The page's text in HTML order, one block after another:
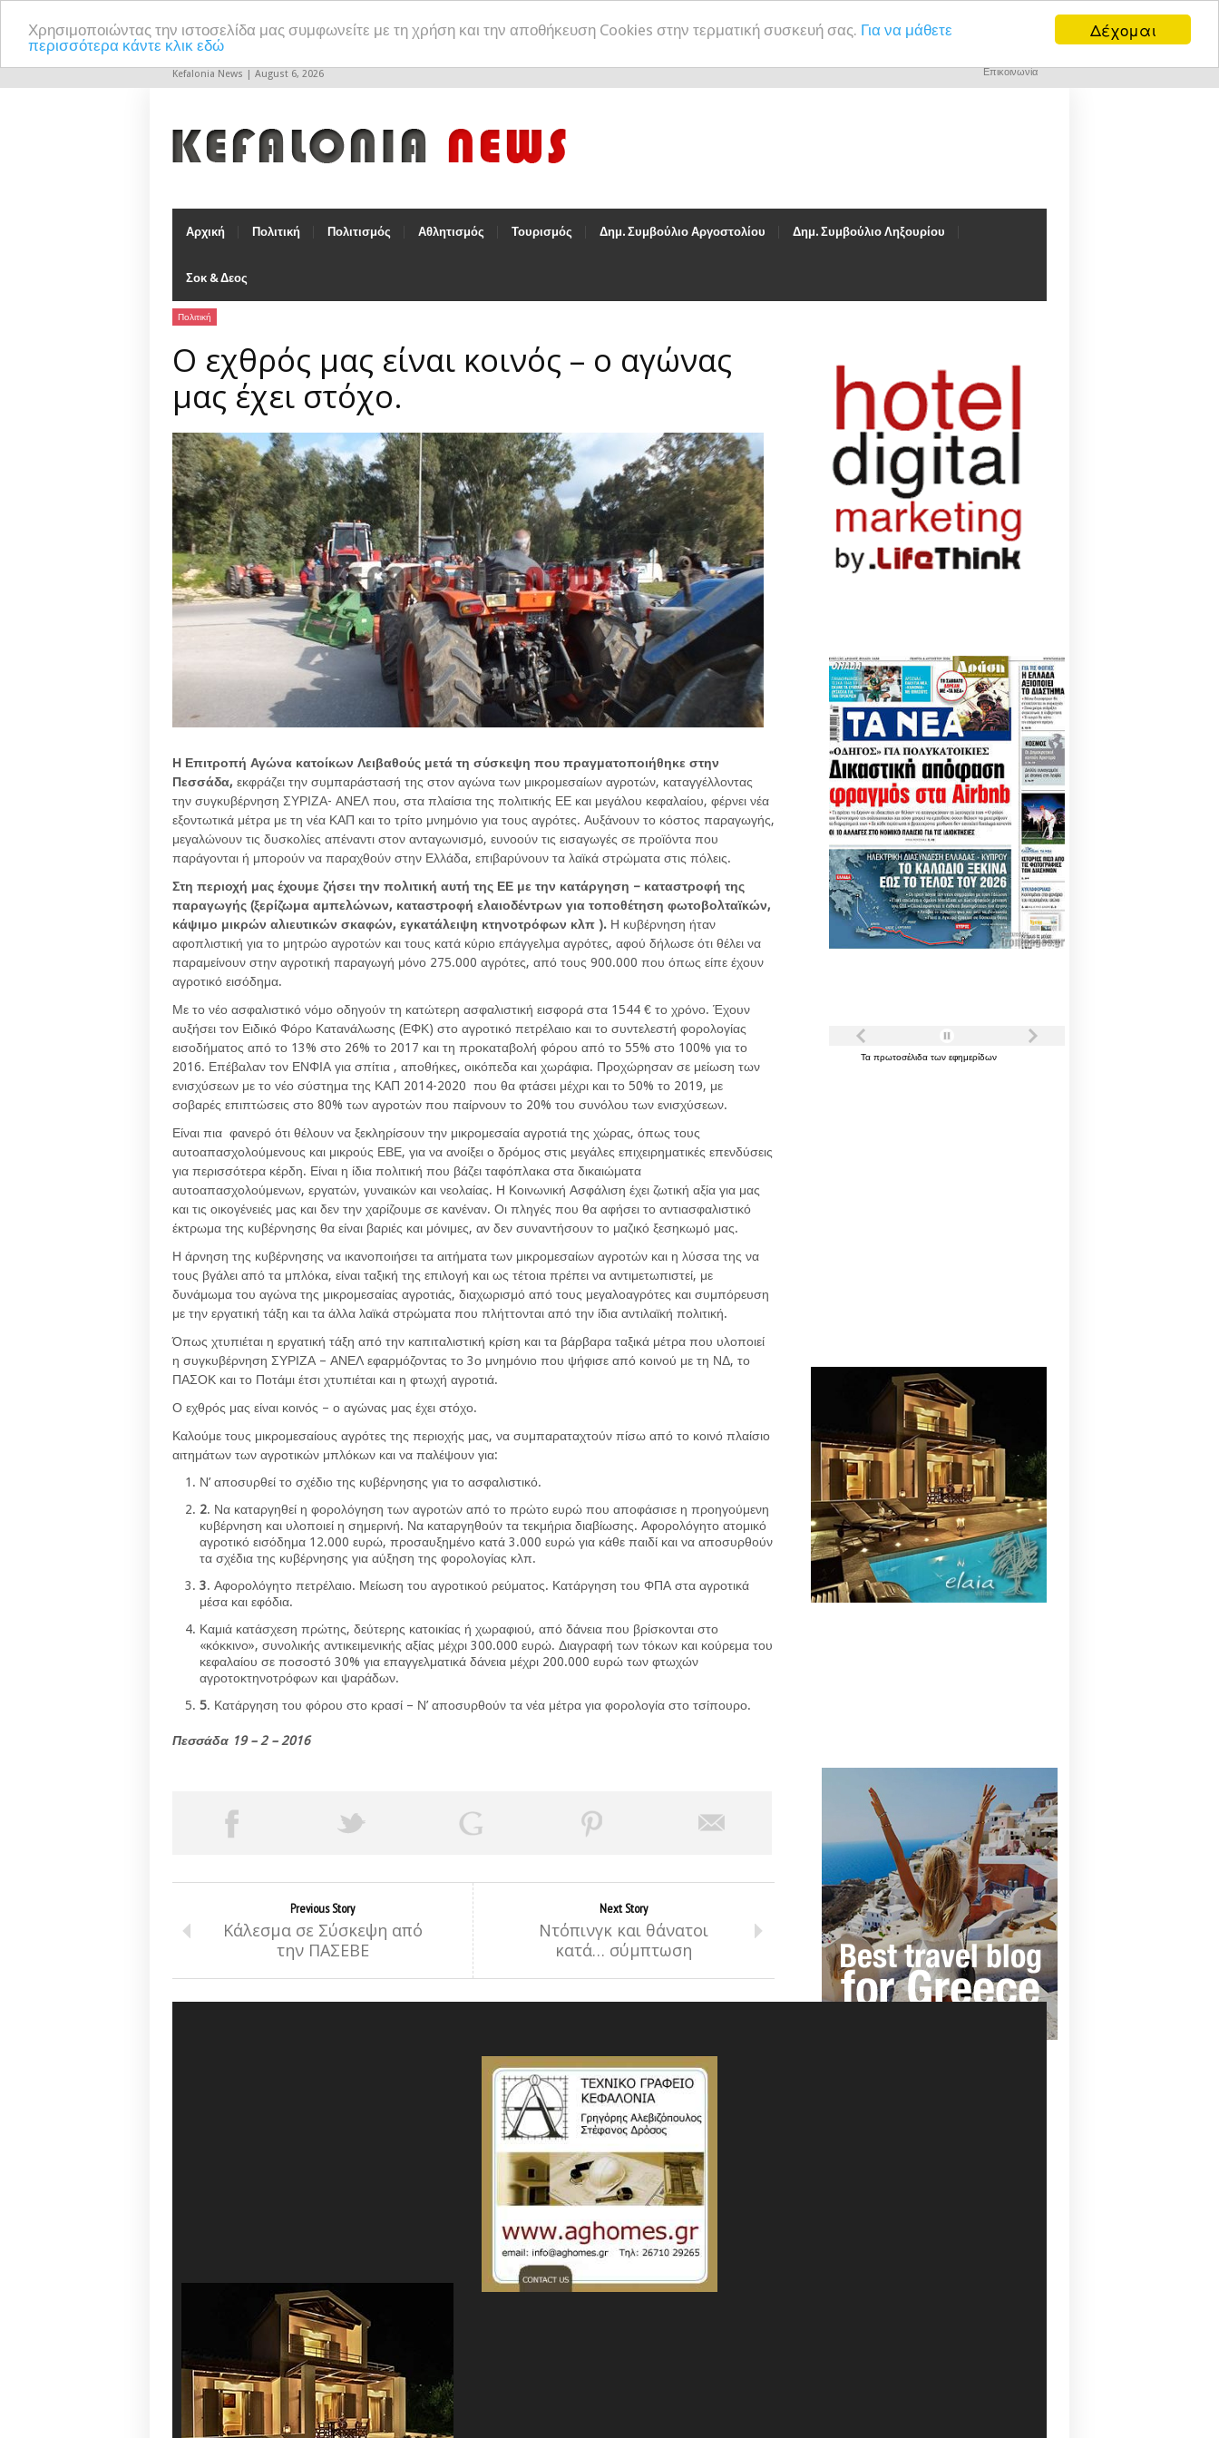
Δέχομαι
Χρησιμοποιώντας την ιστοσελίδα μας συμφωνείτε με τη χρήση και την αποθήκευση Cookies στην τερματική συσκευή σας. Για να μάθετε
περισσότερα κάντε κλικ εδώ
Kefalonia News | August 6, 2026 Επικοινωνία
Αρχική Πολιτική Πολιτισμός Αθλητισμός Τουρισμός Δημ. Συμβούλιο Αργοστολίου Δημ. Συμβούλιο Ληξουρίου
Σοκ & Δεος
Πολιτική
Ο εχθρός μας είναι κοινός – ο αγώνας
μας έχει στόχο.
Η Επιτροπή Αγώνα κατοίκων Λειβαθούς μετά τη σύσκεψη που πραγματοποιήθηκε στην
Πεσσάδα, εκφράζει την συμπαράστασή της στον αγώνα των μικρομεσαίων αγροτών, καταγγέλλοντας
την συγκυβέρνηση ΣΥΡΙΖΑ- ΑΝΕΛ που, στα πλαίσια της πολιτικής ΕΕ και μεγάλου κεφαλαίου, φέρνει νέα
εξοντωτικά μέτρα με τη νέα ΚΑΠ και το τρίτο μνημόνιο για τους αγρότες. Αυξάνουν το κόστος παραγωγής,
μεγαλώνουν τις δυσκολίες απέναντι στον ανταγωνισμό, ευνοούν τις εισαγωγές σε προϊόντα που
παράγονται ή μπορούν να παραχθούν στην Ελλάδα, επιβαρύνουν τα λαϊκά στρώματα στις πόλεις.
Στη περιοχή μας έχουμε ζήσει την πολιτική αυτή της ΕΕ με την κατάργηση – καταστροφή της
παραγωγής (ξερίζωμα αμπελώνων, καταστροφή ελαιοδέντρων για τοποθέτηση φωτοβολταϊκών,
κάψιμο μικρών αλιευτικών σκαφών, εγκατάλειψη κτηνοτρόφων κλπ ). Η κυβέρνηση ήταν
αφοπλιστική για το μητρώο αγροτών και τους κατά κύριο επάγγελμα αγρότες, αφού δήλωσε ότι θέλει να
παραμείνουν στην αγροτική παραγωγή μόνο 275.000 αγρότες, από τους 900.000 που όπως είπε έχουν
αγροτικό εισόδημα.
Με το νέο ασφαλιστικό νόμο οδηγούν τη κατώτερη ασφαλιστική εισφορά στα 1544 € το χρόνο. Έχουν
αυξήσει τον Ειδικό Φόρο Κατανάλωσης (ΕΦΚ) στο αγροτικό πετρέλαιο και το συντελεστή φορολογίας
εισοδήματος από το 13% στο 26% το 2017 και τη προκαταβολή φόρου από το 55% στο 100% για το
2016. Επέβαλαν τον ΕΝΦΙΑ για σπίτια , αποθήκες, οικόπεδα και χωράφια. Προχώρησαν σε μείωση των
ενισχύσεων με το νέο σύστημα της ΚΑΠ 2014-2020 που θα φτάσει μέχρι και το 50% το 2019, με
σοβαρές επιπτώσεις στο 80% των αγροτών που παίρνουν το 20% του συνόλου των ενισχύσεων.
Είναι πια φανερό ότι θέλουν να ξεκληρίσουν την μικρομεσαία αγροτιά της χώρας, όπως τους
αυτοαπασχολούμενους και μικρούς ΕΒΕ, για να ανοίξει ο δρόμος στις μεγάλες επιχειρηματικές επενδύσεις
για περισσότερα κέρδη. Είναι η ίδια πολιτική που βάζει ταφόπλακα στα δικαιώματα
αυτοαπασχολούμενων, εργατών, γυναικών και νεολαίας. Η Κοινωνική Ασφάλιση έχει ζωτική αξία για μας
και τις οικογένειές μας και δεν την χαρίζουμε σε κανέναν. Οι πληγές που θα αφήσει το αντιασφαλιστικό
έκτρωμα της κυβέρνησης θα είναι βαριές και μόνιμες, αν δεν συναντήσουν το μαζικό ξεσηκωμό μας.
Η άρνηση της κυβέρνησης να ικανοποιήσει τα αιτήματα των μικρομεσαίων αγροτών και η λύσσα της να
τους βγάλει από τα μπλόκα, είναι ταξική της επιλογή και ως τέτοια πρέπει να αντιμετωπιστεί, με
δυνάμωμα του αγώνα της μικρομεσαίας αγροτιάς, διαχωρισμό από τους μεγαλοαγρότες και συμπόρευση
με την εργατική τάξη και τα άλλα λαϊκά στρώματα που πλήττονται από την ίδια αντιλαϊκή πολιτική.
Όπως χτυπιέται η εργατική τάξη από την καπιταλιστική κρίση και τα βάρβαρα ταξικά μέτρα που υλοποιεί
η συγκυβέρνηση ΣΥΡΙΖΑ – ΑΝΕΛ εφαρμόζοντας το 3ο μνημόνιο που ψήφισε από κοινού με τη ΝΔ, το
ΠΑΣΟΚ και το Ποτάμι έτσι χτυπιέται και η φτωχή αγροτιά.
Ο εχθρός μας είναι κοινός – ο αγώνας μας έχει στόχο.
Καλούμε τους μικρομεσαίους αγρότες της περιοχής μας, να συμπαραταχτούν πίσω από το κοινό πλαίσιο
αιτημάτων των αγροτικών μπλόκων και να παλέψουν για:
Ν’ αποσυρθεί το σχέδιο της κυβέρνησης για το ασφαλιστικό.
2. Να καταργηθεί η φορολόγηση των αγροτών από το πρώτο ευρώ που αποφάσισε η προηγούμενη
κυβέρνηση και υλοποιεί η σημερινή. Να καταργηθούν τα τεκμήρια διαβίωσης. Αφορολόγητο ατομικό
αγροτικό εισόδημα 12.000 ευρώ, προσαυξημένο κατά 3.000 ευρώ για κάθε παιδί και να αποσυρθούν
τα σχέδια της κυβέρνησης για αύξηση της φορολογίας κλπ.
3. Αφορολόγητο πετρέλαιο. Μείωση του αγροτικού ρεύματος. Κατάργηση του ΦΠΑ στα αγροτικά
μέσα και εφόδια.
Καμιά κατάσχεση πρώτης, δεύτερης κατοικίας ή χωραφιού, από δάνεια που βρίσκονται στο
«κόκκινο», συνολικής αντικειμενικής αξίας μέχρι 300.000 ευρώ. Διαγραφή των τόκων και κούρεμα του
κεφαλαίου σε ποσοστό 30% για επαγγελματικά δάνεια μέχρι 200.000 ευρώ των φτωχών
αγροτοκτηνοτρόφων και ψαράδων.
5. Κατάργηση του φόρου στο κρασί – Ν’ αποσυρθούν τα νέα μέτρα για φορολογία στο τσίπουρο.
Πεσσάδα 19 – 2 – 2016
Previous Story
Κάλεσμα σε Σύσκεψη από
την ΠΑΣΕΒΕ
Next Story
Ντόπινγκ και θάνατοι
κατά… σύμπτωση
Τα πρωτοσέλιδα των εφημερίδων